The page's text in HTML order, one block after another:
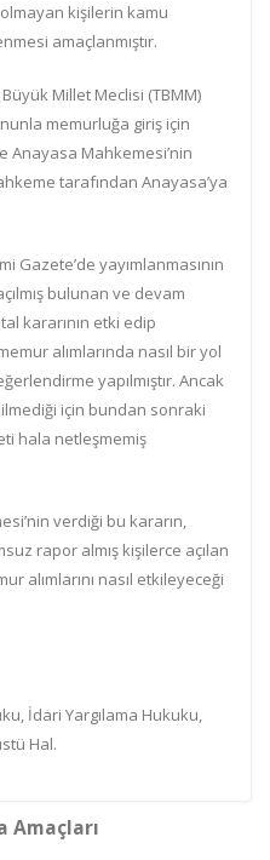
kişilerin kamu
amaçlanmıştır.
Millet Meclisi (TBMM)
memurluğa giriş için
Anayasa Mahkemesi’nin
tarafından Anayasa’ya
Gazete’de yayımlanmasının
bulunan ve devam
kararının etki edip
alımlarında nasıl bir yol
yapılmıştır. Ancak
için bundan sonraki
hala netleşmemiş
verdiği bu kararın,
rapor almış kişilerce açılan
alımlarını nasıl etkileyeceği
İdari Yargılama Hukuku,
Hal.
Amaçları